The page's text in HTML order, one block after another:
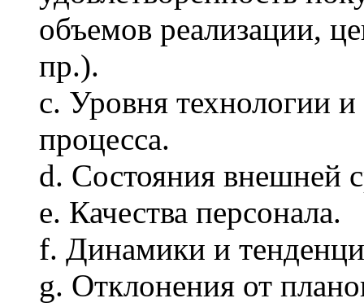
объемов реализации,
пр.).
c. Уровня технологии
процесса.
d. Состояния внешней
e. Качества персонала.
f. Динамики и
g. Отклонения от